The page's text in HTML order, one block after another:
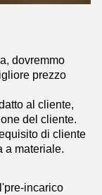
dovremmo
prezzo
al cliente,
del cliente.
di cliente
a materiale.
incarico